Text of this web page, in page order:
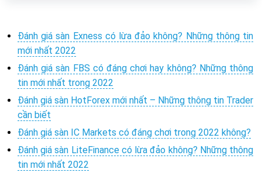
Đánh giá sàn Exness có lừa đảo không? Những thông tin
mới nhất 2022
Đánh giá sàn FBS có đáng chơi hay không? Những thông
tin mới nhất trong 2022
Đánh giá sàn HotForex mới nhất – Những thông tin Trader
cần biết
Đánh giá sàn IC Markets có đáng chơi trong 2022 không?
Đánh giá sàn LiteFinance có lừa đảo không? Những thông
tin mới nhất 2022